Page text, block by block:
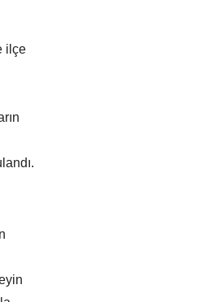
ilçe